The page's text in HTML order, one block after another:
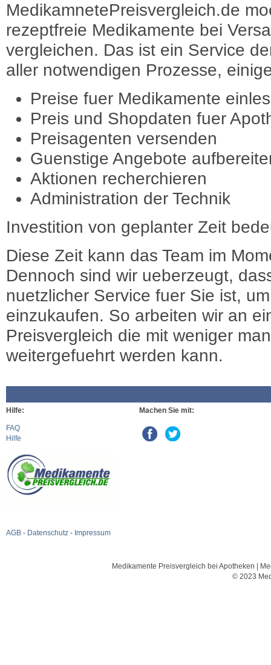
MedikamnetePreisvergleich.de
rezeptfreie Medikamente bei
vergleichen. Das ist ein Service
aller notwendigen Prozesse,
Preise fuer Medikamente
Preis und Shopdaten fuer
Preisagenten versenden
Guenstige Angebote
Aktionen recherchieren
Administration der Technik
Investition von geplanter Zeit
Diese Zeit kann das Team im
Dennoch sind wir ueberzeugt,
nuetzlicher Service fuer Sie ist,
einzukaufen. So arbeiten wir an
Preisvergleich die mit weniger
weitergefuehrt werden kann.
Hilfe:
FAQ
Hilfe
AGB - Datenschutz - Impressum
Machen Sie mit:
Medikamente Preisvergleich bei Apotheken |
© 2023